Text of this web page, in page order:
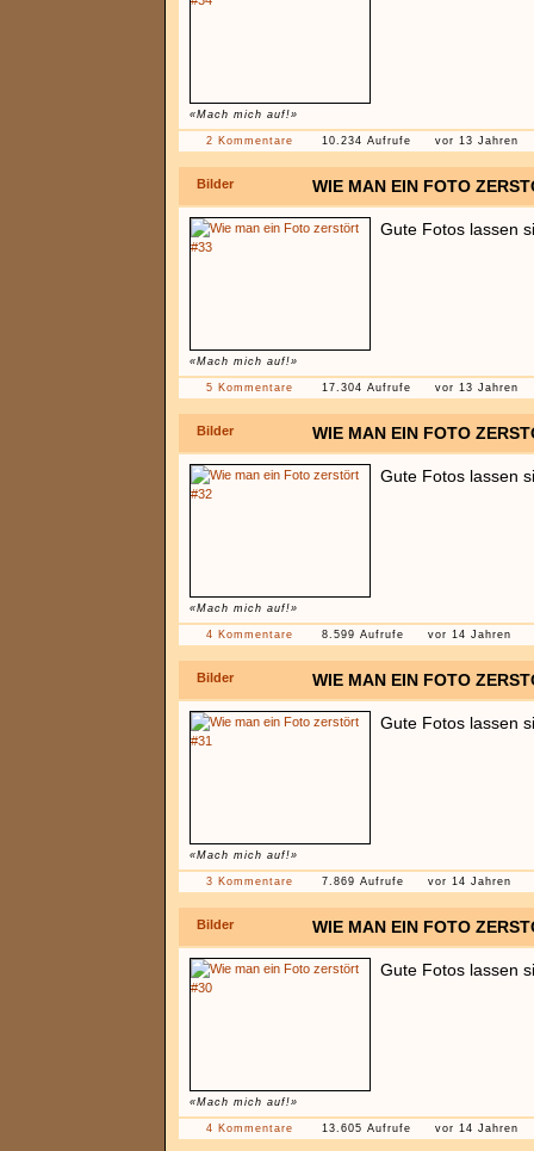
«Mach mich auf!»
2 Kommentare 10.234 Aufrufe vor 13 Jahren
Bilder WIE MAN EIN FOTO
«Mach mich auf!»
Gute Fotos lassen
5 Kommentare 17.304 Aufrufe vor 13 Jahren
Bilder WIE MAN EIN FOTO
«Mach mich auf!»
Gute Fotos lassen
4 Kommentare 8.599 Aufrufe vor 14 Jahren
Bilder WIE MAN EIN FOTO
«Mach mich auf!»
Gute Fotos lassen
3 Kommentare 7.869 Aufrufe vor 14 Jahren
Bilder WIE MAN EIN FOTO
«Mach mich auf!»
Gute Fotos lassen
4 Kommentare 13.605 Aufrufe vor 14 Jahren